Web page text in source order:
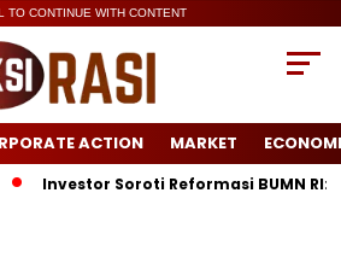
TO CONTINUE WITH CONTENT
ACTION MARKET
Investor Soroti Reformasi BUMN RI: